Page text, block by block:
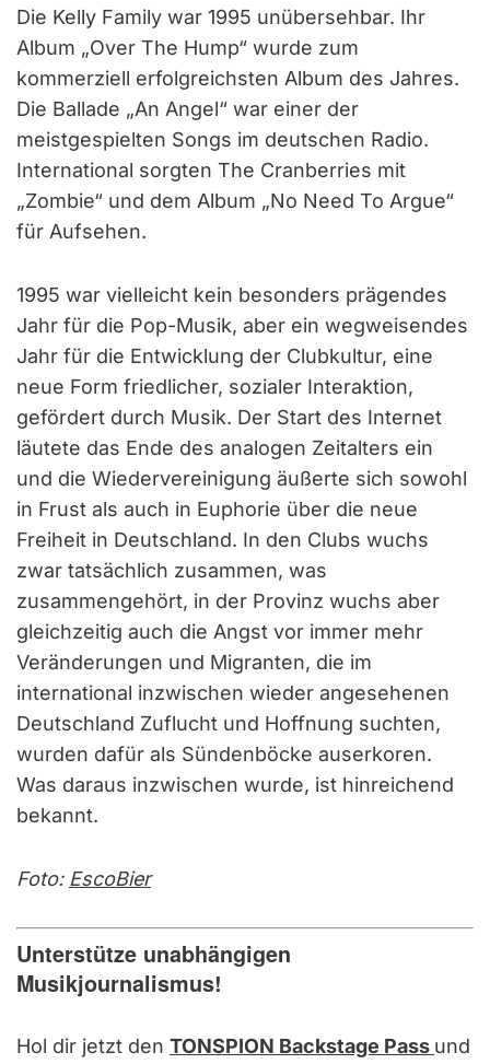
Die Kelly Family war 1995 unübersehbar. Ihr
Album „Over The Hump“ wurde zum
kommerziell erfolgreichsten Album des Jahres.
Die Ballade „An Angel“ war einer der
meistgespielten Songs im deutschen Radio.
International sorgten The Cranberries mit
„Zombie“ und dem Album „No Need To Argue“
für Aufsehen.
1995 war vielleicht kein besonders prägendes
Jahr für die Pop-Musik, aber ein wegweisendes
Jahr für die Entwicklung der Clubkultur, eine
neue Form friedlicher, sozialer Interaktion,
gefördert durch Musik. Der Start des Internet
läutete das Ende des analogen Zeitalters ein
und die Wiedervereinigung äußerte sich sowohl
in Frust als auch in Euphorie über die neue
Freiheit in Deutschland. In den Clubs wuchs
zwar tatsächlich zusammen, was
zusammengehört, in der Provinz wuchs aber
gleichzeitig auch die Angst vor immer mehr
Veränderungen und Migranten, die im
international inzwischen wieder angesehenen
Deutschland Zuflucht und Hoffnung suchten,
wurden dafür als Sündenböcke auserkoren.
Was daraus inzwischen wurde, ist hinreichend
bekannt.
Foto: EscoBier
Unterstütze unabhängigen
Musikjournalismus!
Hol dir jetzt den TONSPION Backstage Pass und